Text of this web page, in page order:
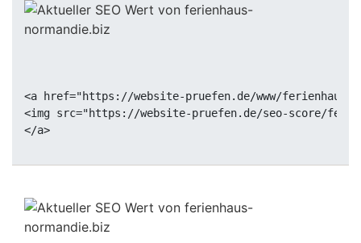
<a href="https://website-pruefen.de/www/
<img src="https://website-pruefen.de/seo-score/